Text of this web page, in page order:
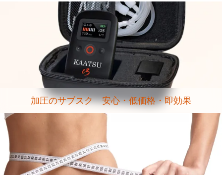
加圧のサブスク 安心・低価格・即効果